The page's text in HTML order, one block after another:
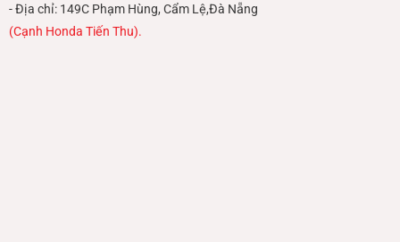
- Địa chỉ: 149C Phạm Hùng, Cẩm Lệ,Đà Nẵng
(Cạnh Honda Tiến Thu).